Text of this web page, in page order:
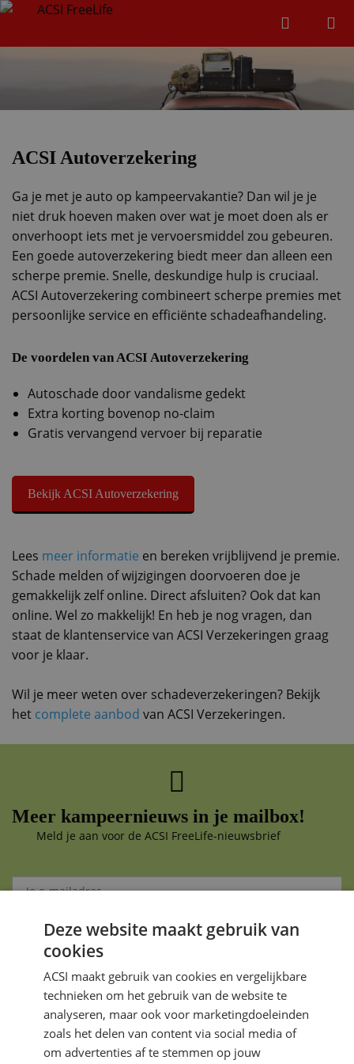
ACSI Autoverzekering
Ga je met je auto op kampeervakantie? Dan wil je je
niet druk hoeven maken over wat je moet doen als er
onverhoopt iets met je vervoersmiddel zou gebeuren.
Een goede autoverzekering biedt meer dan alleen een
scherpe premie. Snelle, deskundige hulp is cruciaal.
ACSI Autoverzekering combineert scherpe premies met
persoonlijke service en efficiënte schadeafhandeling.
De voordelen van ACSI Autoverzekering
Autoschade door vandalisme gedekt
Extra korting bovenop no-claim
Gratis vervangend vervoer bij reparatie
Bekijk ACSI Autoverzekering
Lees meer informatie en bereken vrijblijvend je premie.
Schade melden of wijzigingen doorvoeren doe je
gemakkelijk zelf online. Direct afsluiten? Ook dat kan
online. Wel zo makkelijk! En heb je nog vragen, dan
staat de klantenservice van ACSI Verzekeringen graag
voor je klaar.
Wil je meer weten over schadeverzekeringen? Bekijk
het complete aanbod van ACSI Verzekeringen.
Meer kampeernieuws in je mailbox!
Meld je aan voor de ACSI FreeLife-nieuwsbrief
Aanmelden
Je gegevens zijn veilig en worden niet gedeeld met anderen
Deze website maakt gebruik van
cookies
ACSI maakt gebruik van cookies en vergelijkbare
technieken om het gebruik van de website te
analyseren, maar ook voor marketingdoeleinden
zoals het delen van content via social media of
om advertenties af te stemmen op jouw